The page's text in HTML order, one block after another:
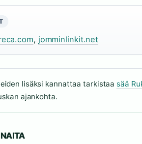
, jomminlinkit.net
lisäksi kannattaa tarkistaa sää
ajankohta.